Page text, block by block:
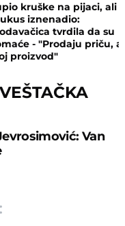
kruške na pijaci, ali
iznenadio:
tvrdila da su
- "Prodaju priču, a
proizvod"
Van